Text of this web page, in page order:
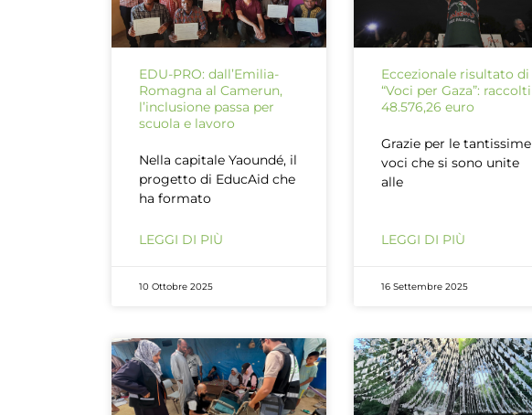
EDU-PRO: dall’Emilia-
Romagna al Camerun,
l’inclusione passa per
scuola e lavoro
Nella capitale Yaoundé, il
progetto di EducAid che
ha formato
LEGGI DI PIÙ
10 Ottobre 2025
Eccezionale risultato di
“Voci per Gaza”: raccolti
48.576,26 euro
Grazie per le tantissime
voci che si sono unite
alle
LEGGI DI PIÙ
16 Settembre 2025